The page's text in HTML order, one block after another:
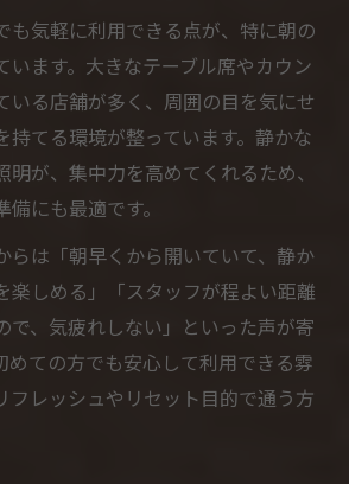
も気軽に利用できる点が、特に朝の
います。大きなテーブル席やカウン
いる店舗が多く、周囲の目を気にせ
持てる環境が整っています。静かな
が、集中力を高めてくれるため、
にも最適です。
らは「朝早くから開いていて、静か
楽しめる」「スタッフが程よい距離
で、気疲れしない」といった声が寄
めての方でも安心して利用できる雰
フレッシュやリセット目的で通う方